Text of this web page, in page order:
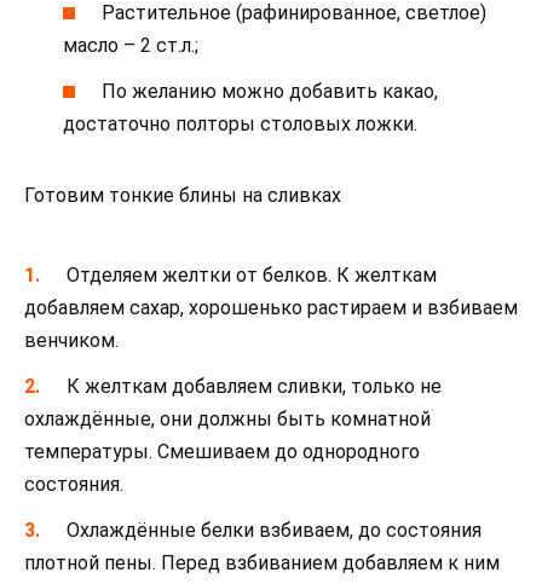
Растительное (рафинированное, светлое)
масло – 2 ст.л.;
По желанию можно добавить какао,
достаточно полторы столовых ложки.
Готовим тонкие блины на сливках
Отделяем желтки от белков. К желткам
добавляем сахар, хорошенько растираем и взбиваем
венчиком.
К желткам добавляем сливки, только не
охлаждённые, они должны быть комнатной
температуры. Смешиваем до однородного
состояния.
Охлаждённые белки взбиваем, до состояния
плотной пены. Перед взбиванием добавляем к ним